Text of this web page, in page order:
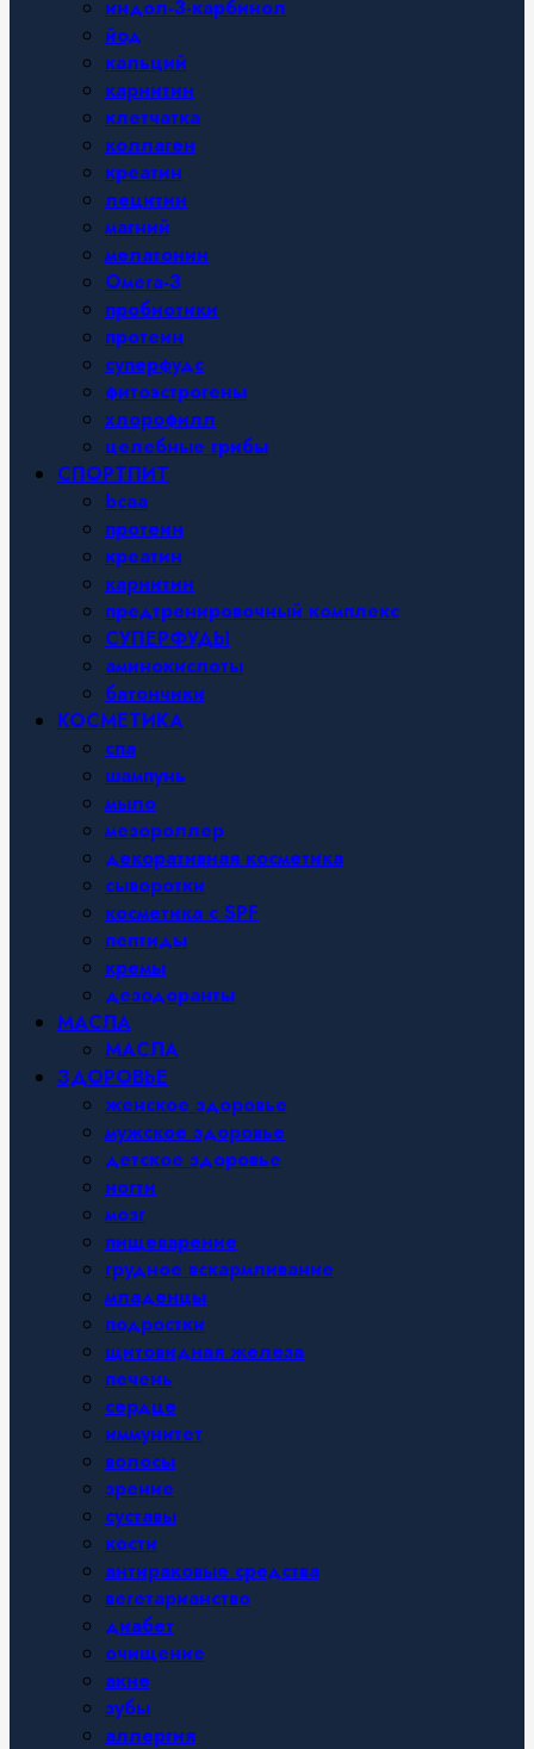
индол-3-карбинол
йод
кальций
карнитин
клетчатка
коллаген
креатин
лецитин
магний
мелатонин
Омега-3
пробиотики
протеин
суперфудс
фитоэстрогены
хлорофилл
целебные грибы
СПОРТПИТ
bcaa
протеин
креатин
карнитин
предтренировочный комплекс
СУПЕРФУДЫ
аминокислоты
батончики
КОСМЕТИКА
спа
шампунь
мыло
мезороллер
декоративная косметика
сыворотки
косметика с SPF
пептиды
кремы
дезодоранты
МАСЛА
МАСЛА
ЗДОРОВЬЕ
женское здоровье
мужское здоровье
детское здоровье
ногти
мозг
пищеварение
грудное вскармливание
младенцы
подростки
щитовидная железа
печень
сердце
иммунитет
волосы
зрение
суставы
кости
антираковые средства
вегетарианство
диабет
очищение
акне
зубы
аллергия